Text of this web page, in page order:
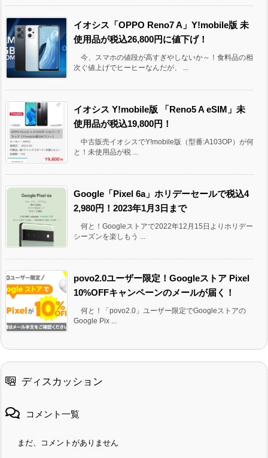
イオシス「OPPO Reno7 A」Y!mobile版 未
使用品が税込26,800円に値下げ！
今、スマホの値段が高すぎやしないか～！食料品の相
次ぐ値上げでヒーヒーなんだが、 ...
イオシス Y!mobile版 「Reno5 A eSIM」未
使用品が税込19,800円！
中古販売イオシスでY!mobile版（型番:A103OP）が何
と！未使用品が税 ...
Google「Pixel 6a」ホリデーセールで税込4
2,980円！2023年1月3日まで
何と！Googleストアで2022年12月15日よりホリデー
シーズンを楽しもう ...
povo2.0ユーザー限定！Googleストア Pixel
10%OFFキャンペーンのメールが届く！
何と！「povo2.0」ユーザー限定でGoogleストアの
Google Pix ...
ディスカッション
コメント一覧
まだ、コメントがありません